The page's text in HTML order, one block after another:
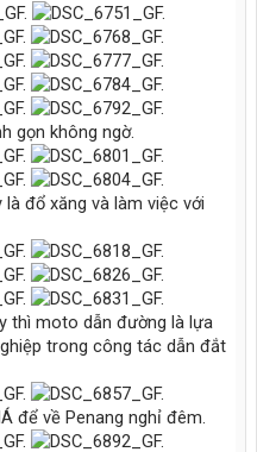
gọn không ngờ.
đổ xăng và làm việc với
thì moto dẫn đường là lựa
trong công tác dẫn đắt
để về Penang nghỉ đêm.